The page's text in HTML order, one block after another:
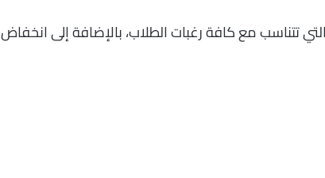
تتناسب مع كافة رغبات الطلاب، بالإضافة إلى انخفاض